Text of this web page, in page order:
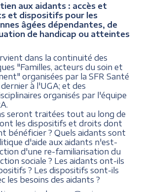
aux aidants : accès et
et dispositifs pour les
âgées dépendantes, de
de handicap ou atteintes
dans la continuité des
"Familles, acteurs du soin et
organisées par la SFR Santé
à l'UGA; et des
organisés par l'équipe
seront traitées tout au long de
les dispositifs et droits dont
bénéficier ? Quels aidants sont
d'aide aux aidants n'est-
d'une re-familiarisation du
sociale ? Les aidants ont-ils
? Les dispositifs sont-ils
les besoins des aidants ?